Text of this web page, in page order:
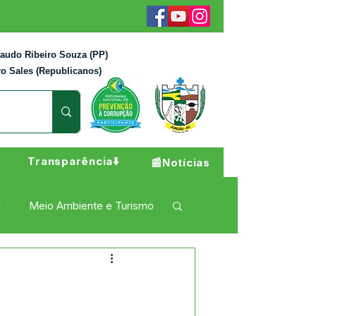
Ribeiro Souza (PP)
Sales (Republicanos)
Transparência⬇️ 📰Notícias
Meio Ambiente e Turismo
Campanhas